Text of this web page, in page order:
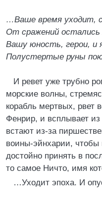
…Ваше время уходит,
От сражений
Вашу юность, герои, и
Полустертые руны
И ревет уже трубно
морские волны,
корабль мертвых, рвет
Фенрир, и всплывает
встают из-за
воины-эйнхарии,
достойно принять в
то самое Ничто, имя
…Уходит эпоха. И